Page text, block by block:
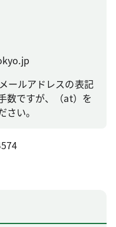
ールアドレスの表記
数ですが、（at）を
い。